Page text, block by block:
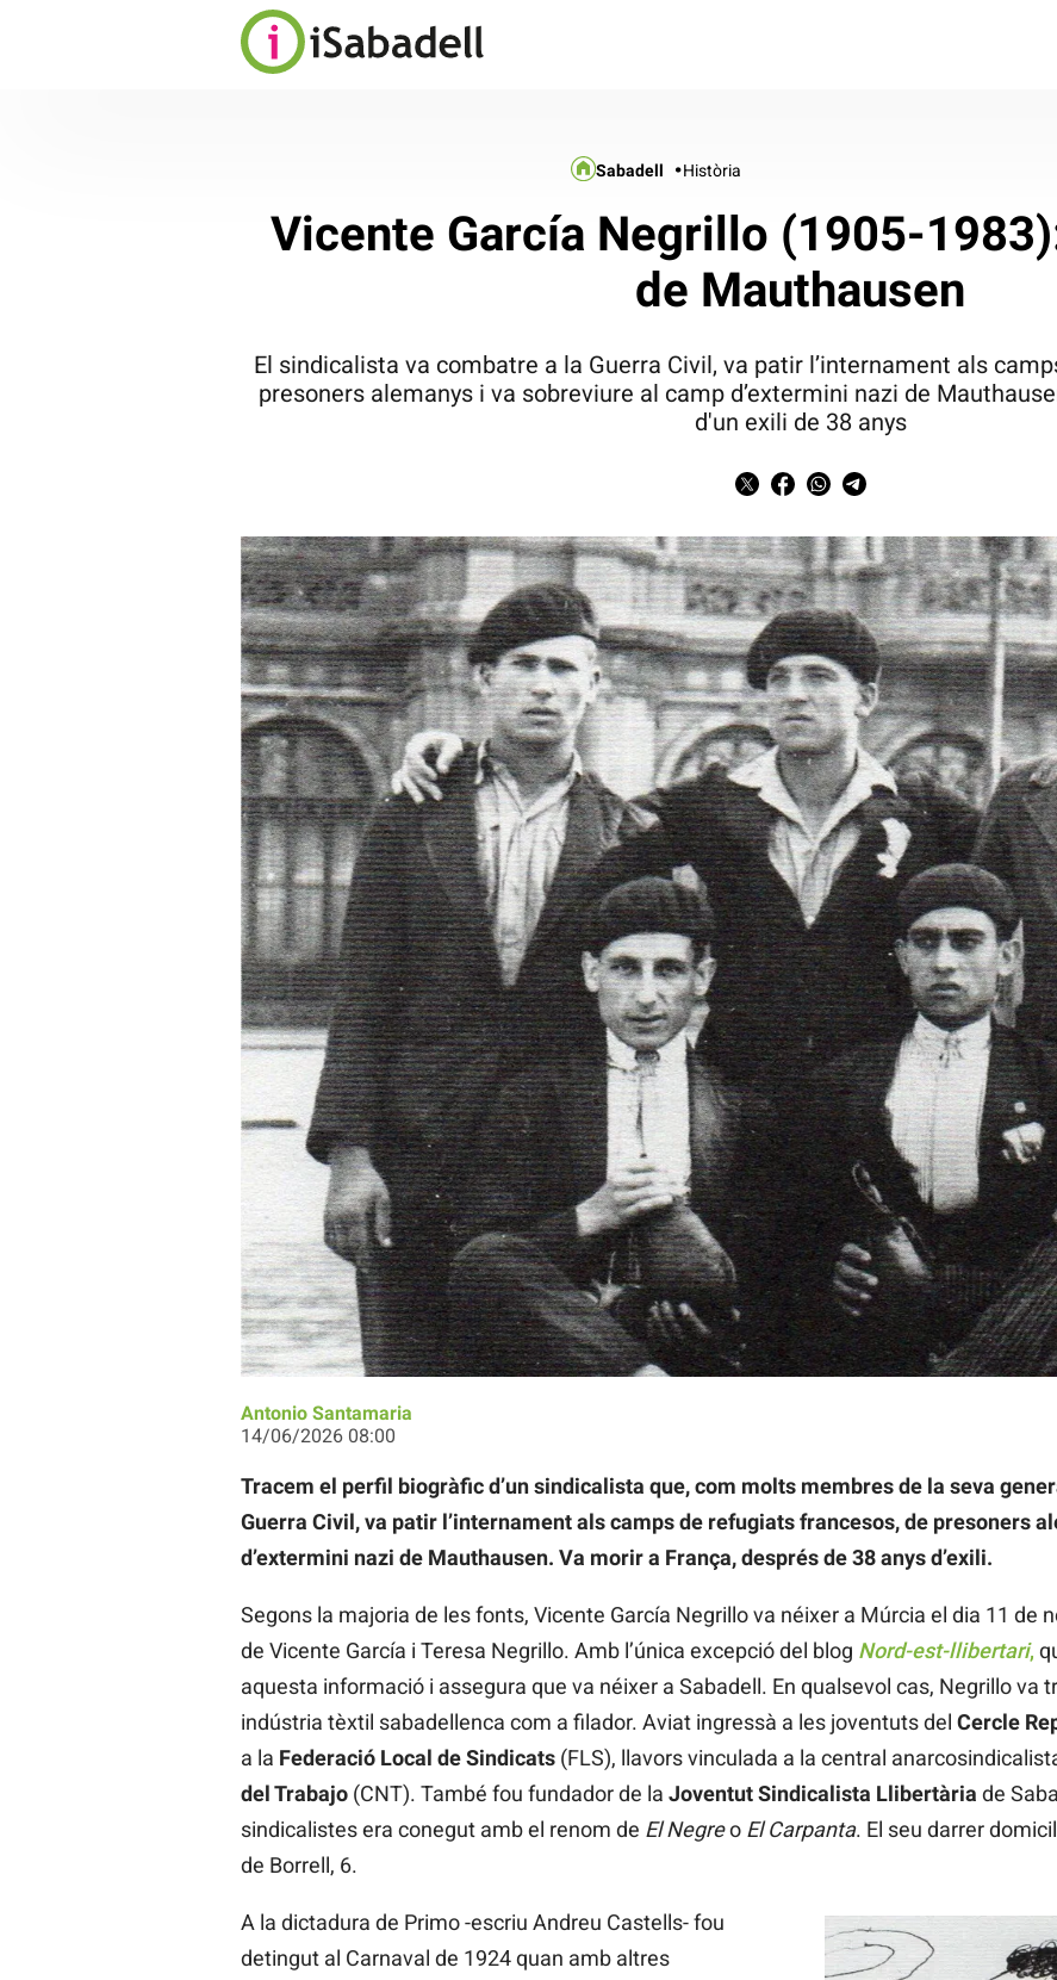
Joventut Sindicalista Llibertària de Sabadell. García Negrillo, el primer per l'esquerra (1933).
Sabadell Història
Vicente García Negrillo (1905-
de Mauthausen
El sindicalista va combatre a la Guerra Civil, va patir l’internament als
presoners alemanys i va sobreviure al camp d’extermini nazi de
d'un exili de 38 anys
Antonio Santamaria
14/06/2026 08:00
Tracem el perfil biogràfic d’un sindicalista que, com molts membres de la seva
Guerra Civil, va patir l’internament als camps de refugiats francesos, de presoners
d’extermini nazi de Mauthausen. Va morir a França, després de 38 anys d’exili.
Segons la majoria de les fonts, Vicente García Negrillo va néixer a Múrcia el dia 11 de
de Vicente García i Teresa Negrillo. Amb l’única excepció del blog Nord-est-llibertari,
aquesta informació i assegura que va néixer a Sabadell. En qualsevol cas, Negrillo va
indústria tèxtil sabadellenca com a filador. Aviat ingressà a les joventuts del Cercle
a la Federació Local de Sindicats(FLS), llavors vinculada a la central
del Trabajo (CNT). També fou fundador de la Joventut Sindicalista Llibertària de
sindicalistes era conegut amb el renom de El Negreo El Carpanta. El seu darrer
de Borrell, 6.
A la dictadura de Primo -escriu Andreu Castells- fou
detingut al Carnaval de 1924 quan amb altres